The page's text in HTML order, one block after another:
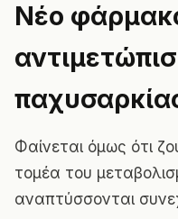
Νέο
Φαίνεται όμως ότι
τομέα του
αναπτύσσονται